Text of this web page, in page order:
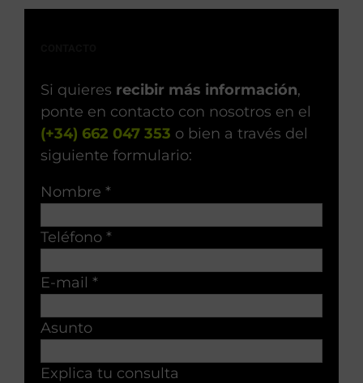
Si quieres recibir más información,
ponte en contacto con nosotros en el
(+34) 662 047 353 o bien a través del
siguiente formulario:
Nombre *
Teléfono *
E-mail *
Asunto
Explica tu consulta